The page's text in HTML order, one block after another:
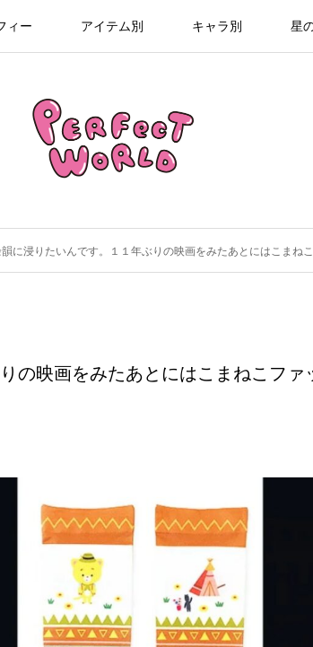
ィー アイテム別 キャラ別 星
に浸りたいんです。１１年ぶりの映画をみたあとにはこまね
の映画をみたあとにはこまねこファ